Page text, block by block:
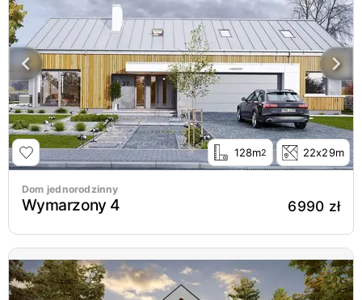
128m2 22x29m
Dom jednorodzinny
Wymarzony 4 6990 zł